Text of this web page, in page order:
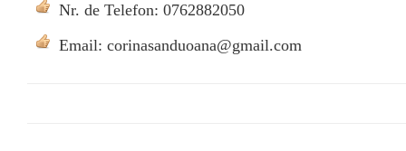
Nr. de Telefon: 0762882050
Email: corinasanduoana@gmail.com